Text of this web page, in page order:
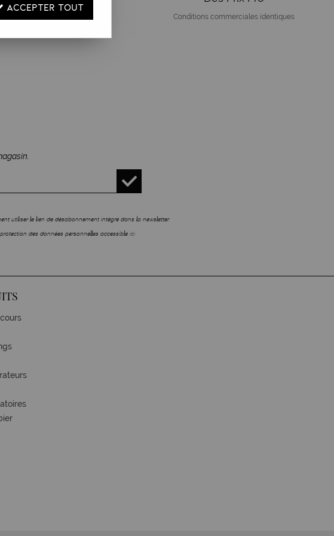
Conditions commerciales identiques
utiliser le lien de désabonnement intégré dans la newsletter.
des données personnelles accessibleici
ACCEPTER TOUT